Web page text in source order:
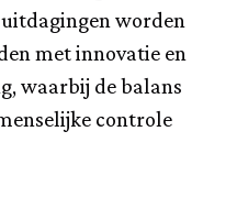
worden
met innovatie en
waarbij de balans
controle